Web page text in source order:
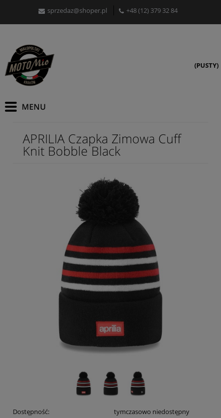
sprzedaz@shoper.pl +48 (12) 379 32 84
(PUSTY)
APRILIA Czapka Zimowa Cuff
Knit Bobble Black
Dostępność: tymczasowo niedostępny